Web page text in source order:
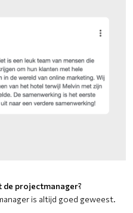
de projectmanager?
is altijd goed geweest.